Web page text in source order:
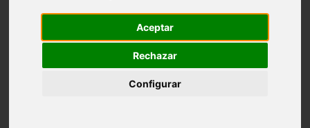
Aceptar
Rechazar
Configurar
Toledo - illescas
Málaga - marbella
Barcelona - barcelona